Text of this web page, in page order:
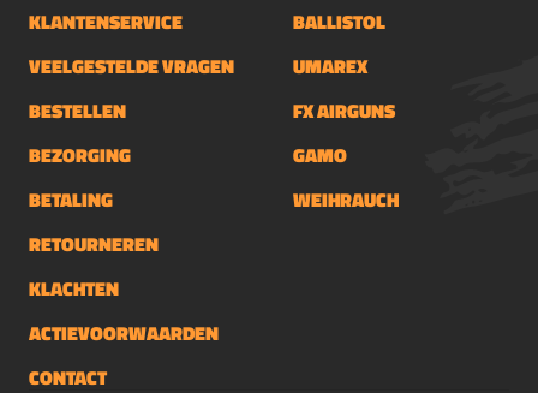
KLANTENSERVICE
VEELGESTELDE VRAGEN
BESTELLEN
BEZORGING
BETALING
RETOURNEREN
KLACHTEN
ACTIEVOORWAARDEN
CONTACT
BALLISTOL
UMAREX
FX AIRGUNS
GAMO
WEIHRAUCH